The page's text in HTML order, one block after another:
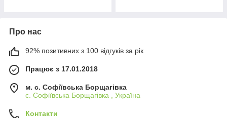
Про нас
92% позитивних з 100 відгуків за рік
Працює з 17.01.2018
м. c. Софіївська Борщагівка
c. Софіївська Борщагівка , Україна
Контакти